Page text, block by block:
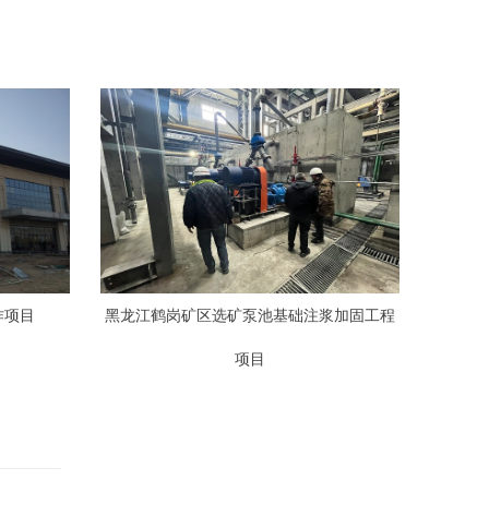
目 黑龙江鹤岗矿区选矿泵池基础注浆加固工程
项目